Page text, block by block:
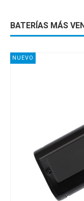
BATERÍAS MÁS
NUEVO